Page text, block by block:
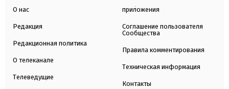
О нас
Редакция
Редакционная политика
О телеканале
Телеведущие
приложения
Соглашение пользователя
Сообщества
Правила комментирования
Техническая информация
Контакты